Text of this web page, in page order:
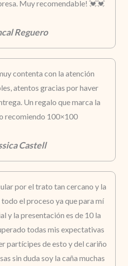
Muy recomendable! 💓💓
Reguero
contenta con la atención
atentos gracias por haver
Un regalo que marca la
recomiendo 100×100
Castell
por el trato tan cercano y la
el proceso ya que para mí
y la presentación es de 10 la
todas mis expectativas
partícipes de esto y del cariño
sin duda soy la caña muchas